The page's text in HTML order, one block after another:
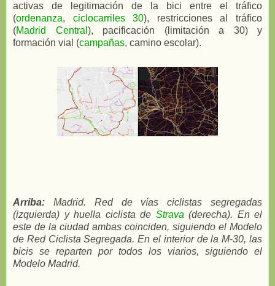
activas de legitimación de la bici entre el tráfico
(ordenanza, ciclocarriles 30), restricciones al tráfico
(Madrid Central ), pacificación (limitación a 30) y
formación vial (campañas, camino escolar).
Arriba: Madrid. Red de vías ciclistas segregadas
(izquierda) y huella ciclista de Strava (derecha). En el
este de la ciudad ambas coinciden, siguiendo el Modelo
de Red Ciclista Segregada. En el interior de la M-30, las
bicis se reparten por todos los viarios, siguiendo el
Modelo Madrid.